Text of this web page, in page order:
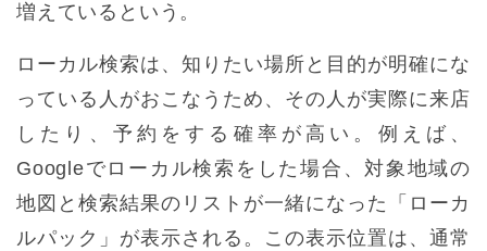
増えているという。
ローカル検索は、知りたい場所と目的が明確にな
っている人がおこなうため、その人が実際に来店
したり、予約をする確率が高い。例えば、
Googleでローカル検索をした場合、対象地域の
地図と検索結果のリストが一緒になった「ローカ
ルパック」が表示される。この表示位置は、通常